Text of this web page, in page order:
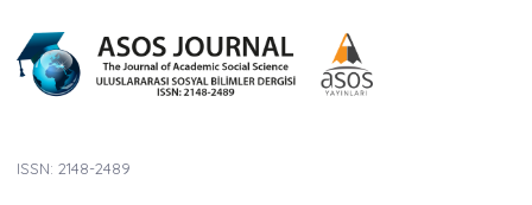
ISSN: 2148-2489